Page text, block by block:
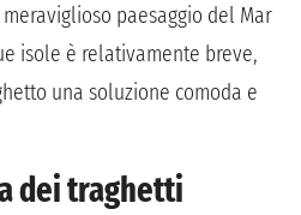
paesaggio del Mar
isole è relativamente breve,
una soluzione comoda e
dei traghetti